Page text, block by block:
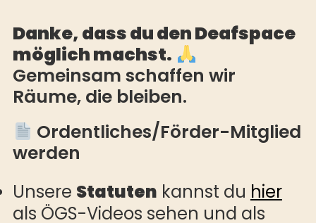
Danke, dass du den Deafspace
möglich machst.
Gemeinsam schaffen wir
Räume, die bleiben.
Ordentliches/Förder-Mitglied
werden
Unsere Statuten kannst du hier
als ÖGS-Videos sehen und als